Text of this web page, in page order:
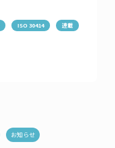
ISO 30414 連載
お知らせ